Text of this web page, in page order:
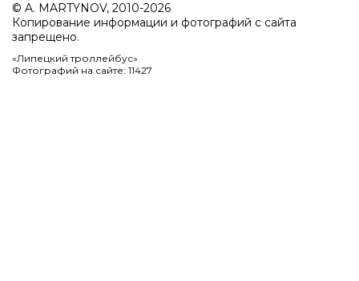
© A. MARTYNOV, 2010-2026
Копирование информации и фотографий с сайта
запрещено.
«Липецкий троллейбус»
Фотографий на сайте: 11427